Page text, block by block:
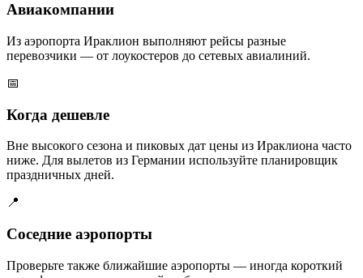
Авиакомпании
Из аэропорта Ираклион выполняют рейсы разные
перевозчики — от лоукостеров до сетевых авиалиний.
📅
Когда дешевле
Вне высокого сезона и пиковых дат цены из Ираклиона часто
ниже. Для вылетов из Германии используйте планировщик
праздничных дней.
📍
Соседние аэропорты
Проверьте также ближайшие аэропорты — иногда короткий